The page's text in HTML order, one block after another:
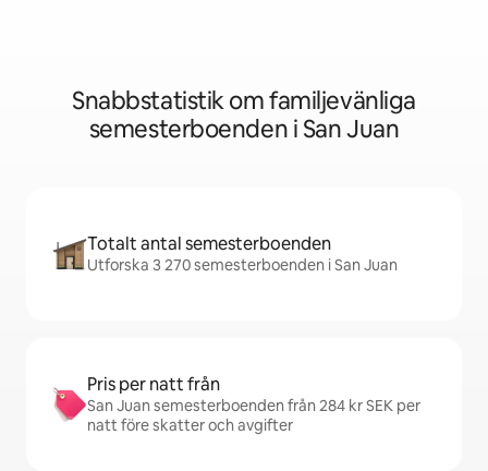
Snabbstatistik om familjevänliga
semesterboenden i San Juan
Totalt antal semesterboenden
Utforska 3 270 semesterboenden i San Juan
Pris per natt från
San Juan semesterboenden från 284 kr SEK per
natt före skatter och avgifter